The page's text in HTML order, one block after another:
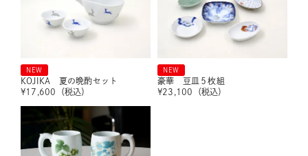
NEW
KOJIKA 夏の晩酌セット
¥17,600 （税込）
NEW
豪華 豆皿５枚組
¥23,100 （税込）